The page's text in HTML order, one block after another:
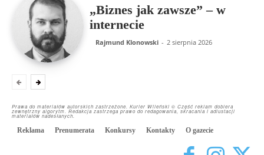
„Biznes jak zawsze” – w
internecie
Rajmund Klonowski - 2 sierpnia 2026
Prawa do materiałów autorskich zastrzeżone. Kurier Wileński © Część reklam dobiera
zewnętrzny algorytm. Redakcja zastrzega prawo do redagowania, skracania i adiustacji
materiałów nadesłanych.
Reklama Prenumerata Konkursy Kontakty O gazecie